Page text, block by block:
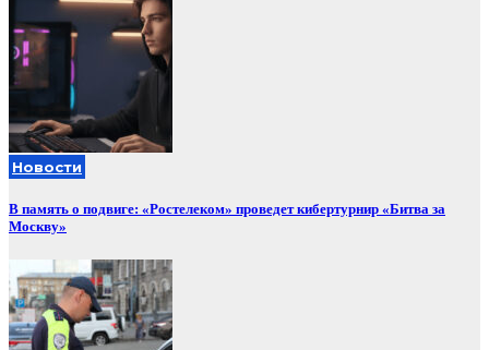
Новости
В память о подвиге: «Ростелеком» проведет кибертурнир «Битва за
Москву»